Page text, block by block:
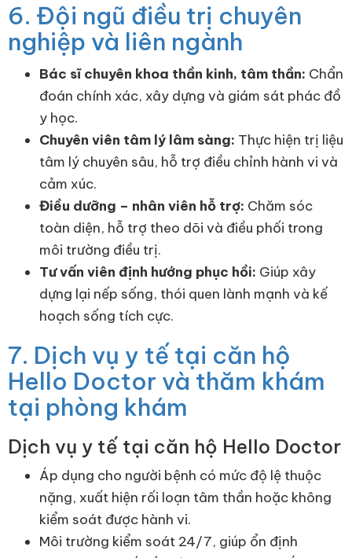
6. Đội ngũ điều trị chuyên
nghiệp và liên ngành
Bác sĩ chuyên khoa thần kinh, tâm thần: Chẩn
đoán chính xác, xây dựng và giám sát phác đồ
y học.
Chuyên viên tâm lý lâm sàng: Thực hiện trị liệu
tâm lý chuyên sâu, hỗ trợ điều chỉnh hành vi và
cảm xúc.
Điều dưỡng – nhân viên hỗ trợ: Chăm sóc
toàn diện, hỗ trợ theo dõi và điều phối trong
môi trường điều trị.
Tư vấn viên định hướng phục hồi: Giúp xây
dựng lại nếp sống, thói quen lành mạnh và kế
hoạch sống tích cực.
7. Dịch vụ y tế tại căn hộ
Hello Doctor và thăm khám
tại phòng khám
Dịch vụ y tế tại căn hộ Hello Doctor
Áp dụng cho người bệnh có mức độ lệ thuộc
nặng, xuất hiện rối loạn tâm thần hoặc không
kiểm soát được hành vi.
Môi trường kiểm soát 24/7, giúp ổn định